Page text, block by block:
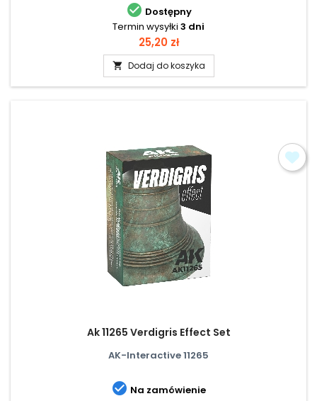
 Dostępny
Termin wysyłki 3 dni
Cena
25,20 zł
 Dodaj do koszyka
Ak 11265 Verdigris Effect Set
AK-Interactive 11265
 Na zamówienie